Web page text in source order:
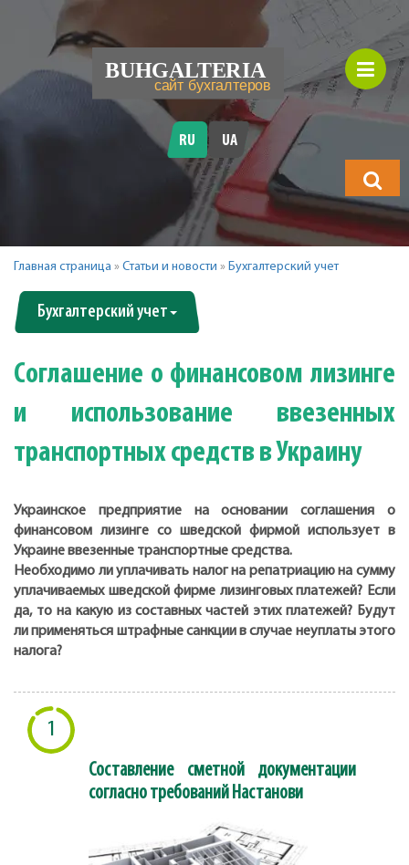
будете
искать?
RU UA
Главная страница » Статьи и новости » Бухгалтерский учет
Бухгалтерский учет
Соглашение о финансовом лизинге
и использование ввезенных
транспортных средств в Украину
Украинское предприятие на основании соглашения о
финансовом лизинге со шведской фирмой использует в
Украине ввезенные транспортные средства.
Необходимо ли уплачивать налог на репатриацию на сумму
уплачиваемых шведской фирме лизинговых платежей? Если
да, то на какую из составных частей этих платежей? Будут
ли применяться штрафные санкции в случае неуплаты этого
налога?
1
Составление сметной документации
согласно требований Настанови